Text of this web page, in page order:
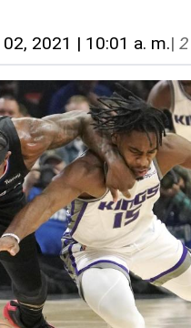
02, 2021 | 10:01 a. m.|